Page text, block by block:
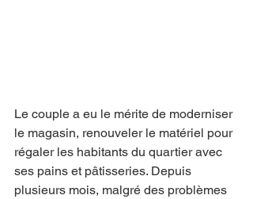
Le couple a eu le mérite de moderniser
le magasin, renouveler le matériel pour
régaler les habitants du quartier avec
ses pains et pâtisseries. Depuis
plusieurs mois, malgré des problèmes